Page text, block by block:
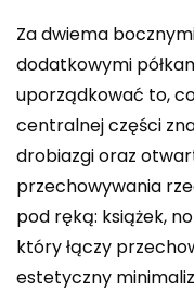
Za dwiema
dodatkowymi
uporządkować to,
centralnej części
drobiazgi oraz
przechowywania
pod ręką: książek,
który łączy
estetyczny